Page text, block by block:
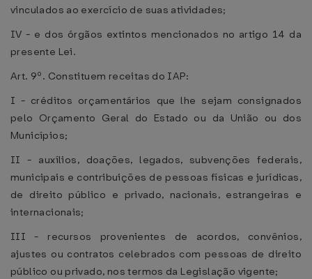
vinculados ao exercício de suas atividades;
IV - e dos órgãos extintos mencionados no artigo 14 da
presente Lei.
Art. 9º. Constituem receitas do IAP:
I - créditos orçamentários que lhe sejam consignados
pelo Orçamento Geral do Estado ou da União ou dos
Municípios;
II - auxílios, doações, legados, subvenções federais,
municipais e contribuições de pessoas físicas e jurídicas,
de direito público e privado, nacionais, estrangeiras e
internacionais;
III - recursos provenientes de acordos, convênios,
ajustes ou contratos celebrados com pessoas de direito
público ou privado, nos termos da Legislação vigente;